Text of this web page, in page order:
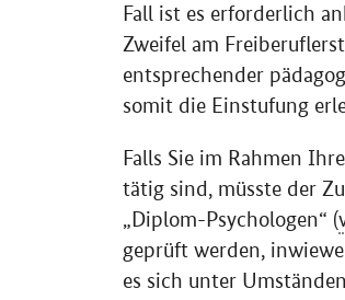
Fall ist es erforderlich
Zweifel am
entsprechender
somit die Einstufung
Falls Sie im Rahmen
tätig sind, müsste der
„Diplom-Psychologen“ (
geprüft werden,
es sich unter